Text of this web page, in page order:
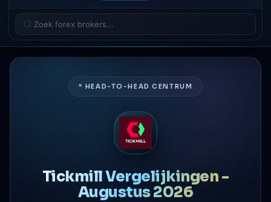
* HEAD-TO-HEAD CENTRUM
Tickmill Vergelijkingen -
Augustus 2026